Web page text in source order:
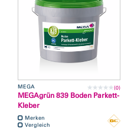
MEGA (0)
MEGAgrün 839 Boden Parkett-
Kleber
Merken
Vergleich